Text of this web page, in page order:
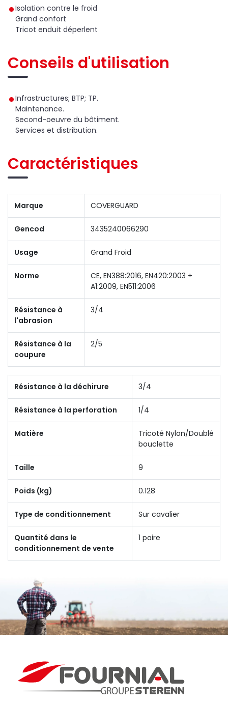
Isolation contre le froid
Grand confort
Tricot enduit déperlent
Conseils d'utilisation
Infrastructures; BTP; TP.
Maintenance.
Second-oeuvre du bâtiment.
Services et distribution.
Caractéristiques
Marque COVERGUARD
Gencod 3435240066290
Usage Grand Froid
Norme
CE, EN388:2016, EN420:2003 +
A1:2009, EN511:2006
Résistance à
l'abrasion
3/4
Résistance à la
coupure
2/5
Résistance à la déchirure 3/4
Résistance à la perforation 1/4
Matière
Tricoté Nylon/Doublé
bouclette
Taille 9
Poids (kg) 0.128
Type de conditionnement Sur cavalier
Quantité dans le
conditionnement de vente
1 paire